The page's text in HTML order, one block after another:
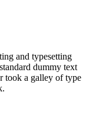
and typesetting
dummy text
took a galley of type